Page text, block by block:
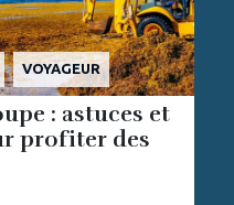
VOYAGEUR
: astuces et
profiter des